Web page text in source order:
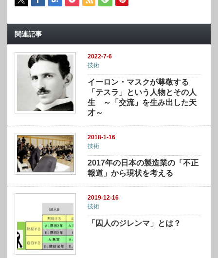
関連記事
2022-7-6
技術
イーロン・マスクが尊敬する
「テスラ」という人物とその人
生 ～「交流」を生み出した天
才～
2018-1-16
技術
2017年の日本の製造業の「不正
報道」から現状を考える
2019-12-16
技術
「囚人のジレンマ」とは？